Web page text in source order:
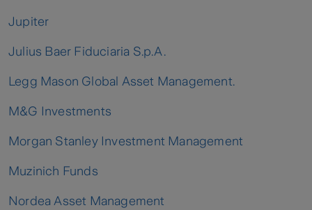
Jupiter
Julius Baer Fiduciaria S.p.A.
Legg Mason Global Asset Management.
M&G Investments
Morgan Stanley Investment Management
Muzinich Funds
Nordea Asset Management